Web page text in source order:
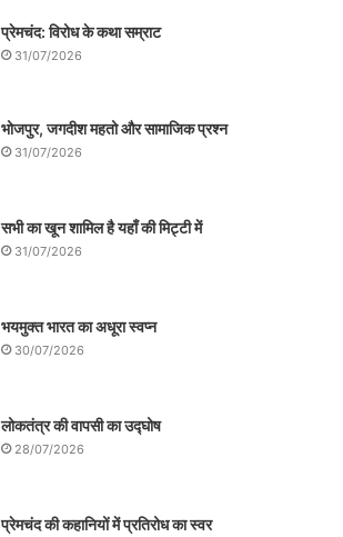
प्रेमचंद: विरोध के कथा सम्राट
31/07/2026
भोजपुर, जगदीश महतो और सामाजिक प्रश्न
31/07/2026
सभी का खून शामिल है यहाँ की मिट्टी में
31/07/2026
भयमुक्त भारत का अधूरा स्वप्न
30/07/2026
लोकतंत्र की वापसी का उद्घोष
28/07/2026
प्रेमचंद की कहानियों में प्रतिरोध का स्वर